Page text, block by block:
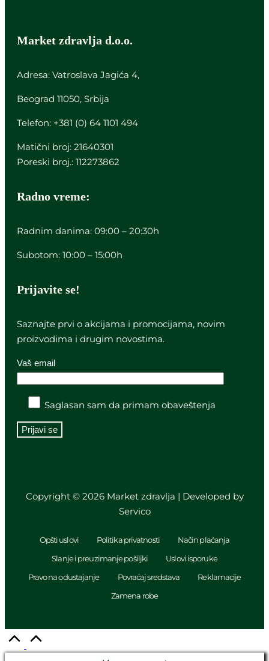
Market zdravlja d.o.o.
Adresa: Vatroslava Jagića 4,
Beograd 11050, Srbija
Telefon: +381 (0) 64 1101 494
Matični broj: 21640301
Poreski broj.: 112273862
Radno vreme:
Radnim danima: 09:00 – 20:30h
Subotom: 10:00 – 15:00h
Prijavite se!
Saznajte prvi o akcijama i promocijama, novim
proizvodima i drugim novostima.
Vaš email
Saglasan sam da primam obaveštenja
Copyright © 2026 Market zdravlja | Developed by
Servico
Opšti uslovi Politika privatnosti
Način plaćanja
Slanje i preuzimanje pošiljki
Uslovi isporuke
Pravo na odustajanje
Povraćaj sredstava
Reklamacije
Zamena robe